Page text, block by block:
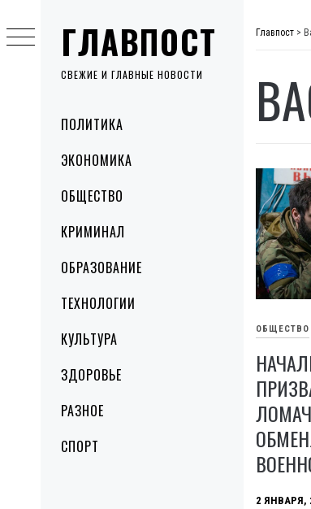
ГЛАВПОСТ
СВЕЖИЕ И ГЛАВНЫЕ НОВОСТИ
MenuПОЛИТИКА
ЭКОНОМИКА
ОБЩЕСТВО
КРИМИНАЛ
ОБРАЗОВАНИЕ
ТЕХНОЛОГИИ
КУЛЬТУРА
ЗДОРОВЬЕ
РАЗНОЕ
СПОРТ
to
content
Главпост >
ОБЩЕСТВО
2 ЯНВАРЯ,